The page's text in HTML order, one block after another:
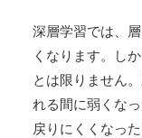
深層学習では、
くなります。し
とは限りません
れる間に弱くな
戻りにくくなった